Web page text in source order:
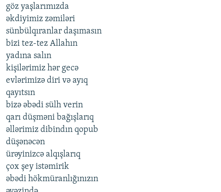
göz yaşlarımızda
əkdiyimiz zəmiləri
sünbülqıranlar daşımasın
bizi tez-tez Allahın
yadına salın
kişilərimiz hər gecə
evlərimizə diri və ayıq
qayıtsın
bizə əbədi sülh verin
qarı düşməni bağışlarıq
əllərimiz dibindın qopub
düşənəcən
ürəyinizcə alqışlarıq
çox şey istəmirik
əbədi hökmüranlığınızın